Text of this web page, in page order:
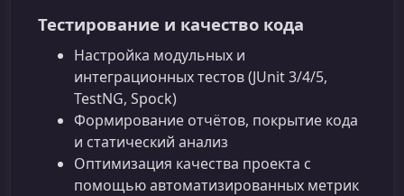
Тестирование и качество кода
Настройка модульных и
интеграционных тестов (JUnit 3/4/5,
TestNG, Spock)
Формирование отчётов, покрытие кода
и статический анализ
Оптимизация качества проекта с
помощью автоматизированных метрик